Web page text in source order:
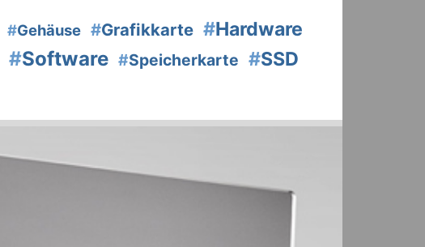
#Gehäuse #Grafikkarte #Hardware
#Software #Speicherkarte #SSD